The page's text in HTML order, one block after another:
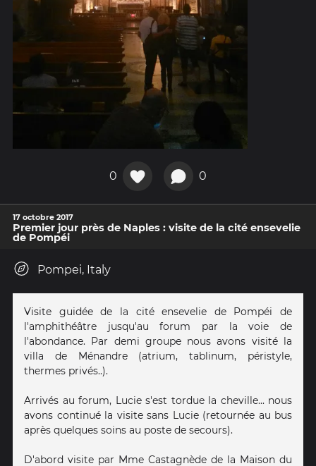
0 0
17 octobre 2017
Premier jour près de Naples : visite de la cité ensevelie
de Pompéi
Pompei, Italy
Visite guidée de la cité ensevelie de Pompéi de
l'amphithéâtre jusqu'au forum par la voie de
l'abondance. Par demi groupe nous avons visité la
villa de Ménandre (atrium, tablinum, péristyle,
thermes privés..).
Arrivés au forum, Lucie s'est tordue la cheville... nous
avons continué la visite sans Lucie (retournée au bus
après quelques soins au poste de secours).
D'abord visite par Mme Castagnède de la Maison du